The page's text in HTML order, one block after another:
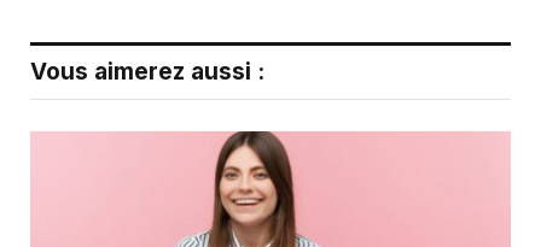
Vous aimerez aussi :